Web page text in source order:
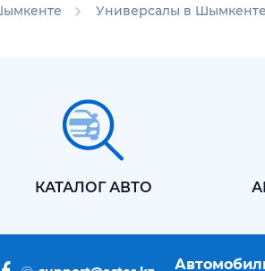
Универсалы в Шымкенте
КАТАЛОГ АВТО